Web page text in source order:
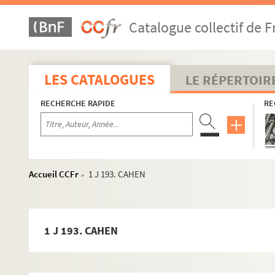
Catalogue collectif de
LES CATALOGUES LE
RECHERCHE RAPIDE
Accueil CCFr >
1 J 193. CAHEN
1 J 193. CAHEN